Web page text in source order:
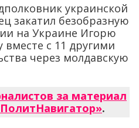
украинской
закатил безобразную
на Украине Игорю
с 11 другими
через молдавскую
за материал
.